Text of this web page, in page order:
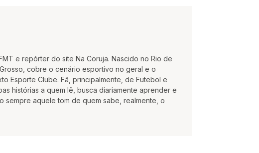
e repórter do site Na Coruja. Nascido no Rio de
cobre o cenário esportivo no geral e o
Esporte Clube. Fã, principalmente, de Futebol e
histórias a quem lê, busca diariamente aprender e
aquele tom de quem sabe, realmente, o